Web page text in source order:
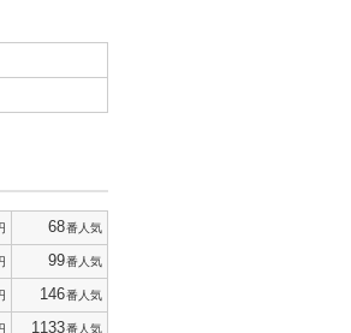
68番人気
99番人気
146番人気
1133番人気